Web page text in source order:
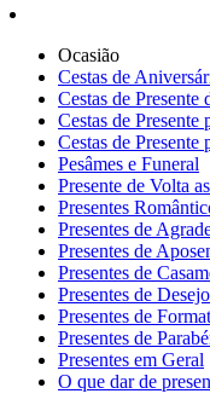
Ocasião
Cestas de
Cestas de Presente
Cestas de Presente
Cestas de Presente
Pesâmes e Funeral
Presente de Volta
Presentes
Presentes de
Presentes de
Presentes de
Presentes de
Presentes de
Presentes de
Presentes em Geral
O que dar de